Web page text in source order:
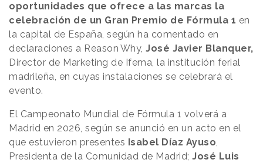
oportunidades que ofrece a las marcas la
celebración de un Gran Premio de Fórmula 1 en
la capital de España, según ha comentado en
declaraciones a Reason Why, José Javier Blanquer,
Director de Marketing de Ifema, la institución ferial
madrileña, en cuyas instalaciones se celebrará el
evento.
El Campeonato Mundial de Fórmula 1 volverá a
Madrid en 2026, según se anunció en un acto en el
que estuvieron presentes Isabel Díaz Ayuso,
Presidenta de la Comunidad de Madrid; José Luis